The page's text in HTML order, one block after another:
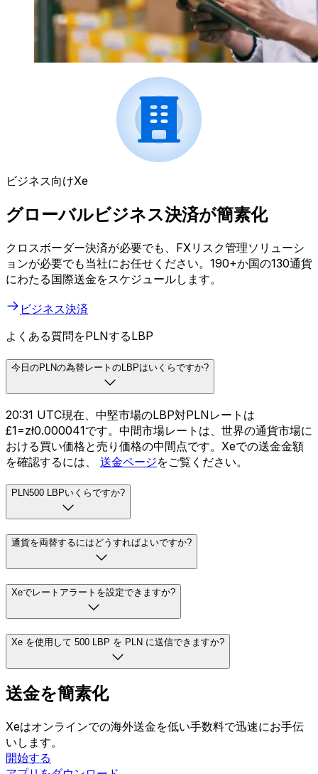
ビジネス向けXe
グローバルビジネス決済が簡素化
クロスボーダー決済が必要でも、FXリスク管理ソリューシ
ョンが必要でも当社にお任せください。190+か国の130通貨
にわたる国際送金をスケジュールします。
ビジネス決済
よくある質問をPLNするLBP
今日のPLNの為替レートのLBPはいくらですか?
20:31 UTC現在、中堅市場のLBP対PLNレートは
£1=zł0.000041です。中間市場レートは、世界の通貨市場に
おける買い価格と売り価格の中間点です。Xeでの送金金額
を確認するには、 送金ページをご覧ください。
PLN500 LBPいくらですか?
通貨を両替するにはどうすればよいですか?
Xeでレートアラートを設定できますか?
Xe を使用して 500 LBP を PLN に送信できますか?
送金を簡素化
Xeはオンラインでの海外送金を低い手数料で迅速にお手伝
いします。
開始する